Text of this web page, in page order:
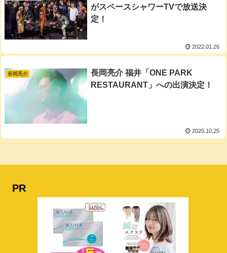
がスペースシャワーTVで放送決
定！
2022.01.26
長岡亮介
長岡亮介 福井「ONE PARK
RESTAURANT」への出演決定！
2020.10.25
PR